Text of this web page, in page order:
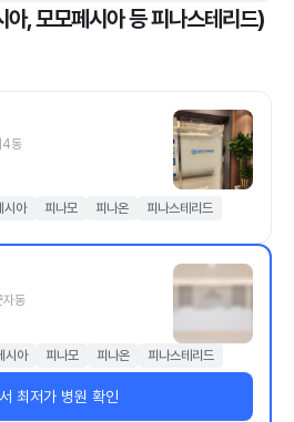
, 모모페시아 등 피나스테리드)
4동
시아 피나모 피나온 피나스테리드
자동
시아 피나모 피나온 피나스테리드
최저가 병원 확인